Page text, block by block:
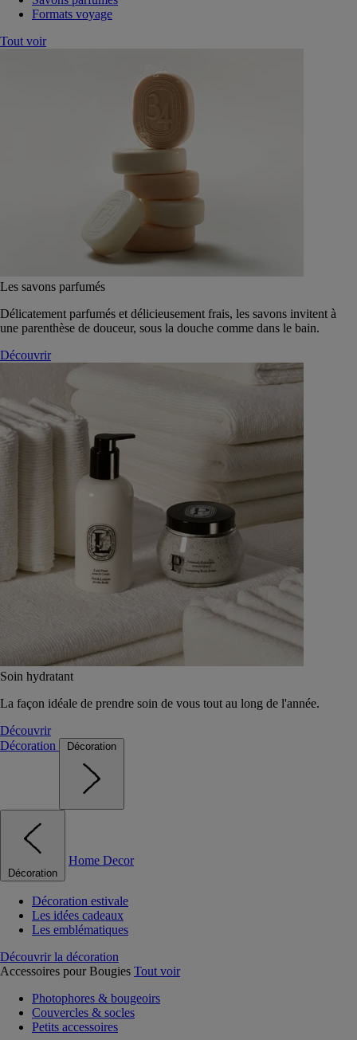
Formats voyage
Tout voir
Les savons parfumés
Délicatement parfumés et délicieusement frais, les savons invitent à
une parenthèse de douceur, sous la douche comme dans le bain.
Découvrir
Soin hydratant
La façon idéale de prendre soin de vous tout au long de l'année.
Découvrir
Décoration
Décoration
Décoration
Home Decor
Décoration estivale
Les idées cadeaux
Les emblématiques
Découvrir la décoration
Accessoires pour Bougies Tout voir
Photophores & bougeoirs
Couvercles & socles
Petits accessoires